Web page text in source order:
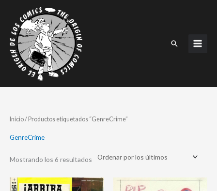
contenido
Buscar
Inicio/ Productos etiquetados “GenreCrime”
GenreCrime
Mostrando los 6 resultados
Ordenado
por